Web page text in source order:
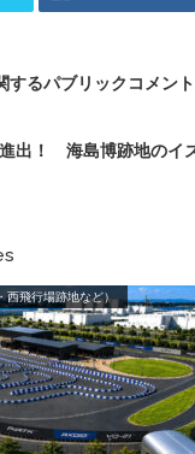
するパブリックコメン
進出！ 海島博跡地のイ
西飛行場跡地など）